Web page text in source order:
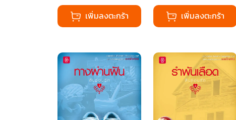
เพิ่มลงตะกร้า
เพิ่มลงตะกร้า